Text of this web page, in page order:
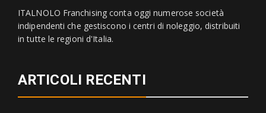
ITALNOLO Franchising conta oggi numerose società
indipendenti che gestiscono i centri di noleggio, distribuiti
in tutte le regioni d'Italia.
ARTICOLI RECENTI